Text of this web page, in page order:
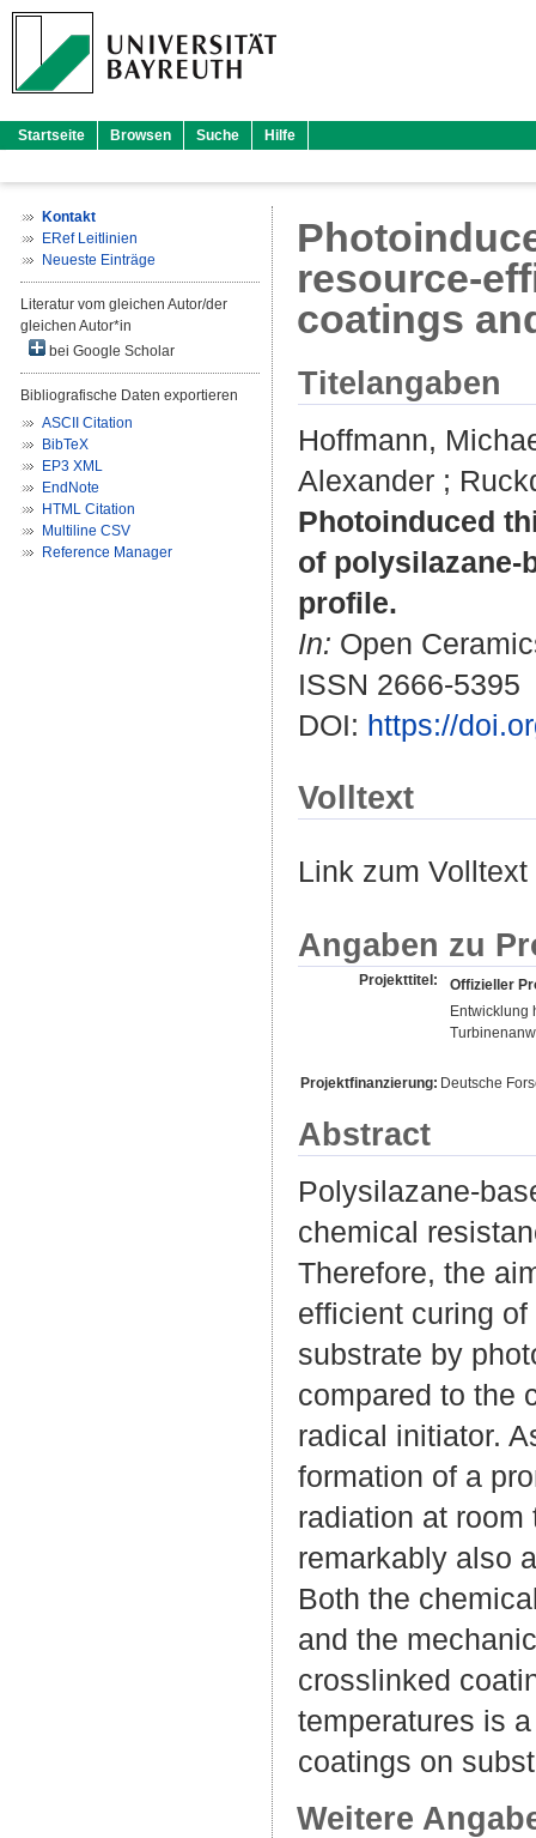
Startseite Browsen Suche Hilfe
Kontakt
ERef Leitlinien
Neueste Einträge
Literatur vom gleichen Autor/der
gleichen Autor*in
bei Google Scholar
Bibliografische Daten exportieren
ASCII Citation
BibTeX
EP3 XML
EndNote
HTML Citation
Multiline CSV
Reference Manager
resource-
coatings
Titelangaben
Hoffmann,
Alexander ;
Photoinduced
of polysilazane-
profile.
In: Open
ISSN 2666-5395
DOI: https://
Volltext
Link zum
Angaben zu
Projekttitel:
Offizieller
Entwicklung
Projektfinanzierung: Deutsche
Abstract
Polysilazane-
chemical
Therefore, the
efficient curing
substrate by
compared to the
radical initiator.
formation of a
radiation at
remarkably also
Both the
and the
crosslinked
temperatures is
coatings on
Weitere